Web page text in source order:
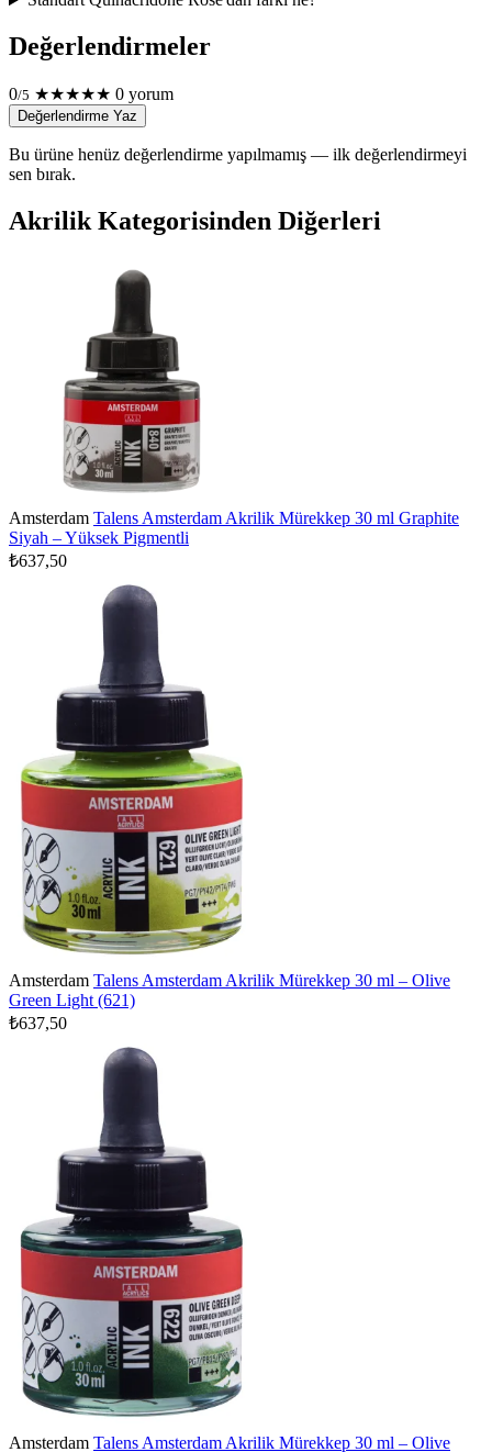
Değerlendirmeler
0/5 ★★★★★ 0 yorum
Değerlendirme Yaz
Bu ürüne henüz değerlendirme yapılmamış — ilk değerlendirmeyi
sen bırak.
Akrilik Kategorisinden Diğerleri
Amsterdam Talens Amsterdam Akrilik Mürekkep 30 ml Graphite
Siyah – Yüksek Pigmentli
₺637,50
Amsterdam Talens Amsterdam Akrilik Mürekkep 30 ml – Olive
Green Light (621)
₺637,50
Amsterdam Talens Amsterdam Akrilik Mürekkep 30 ml – Olive